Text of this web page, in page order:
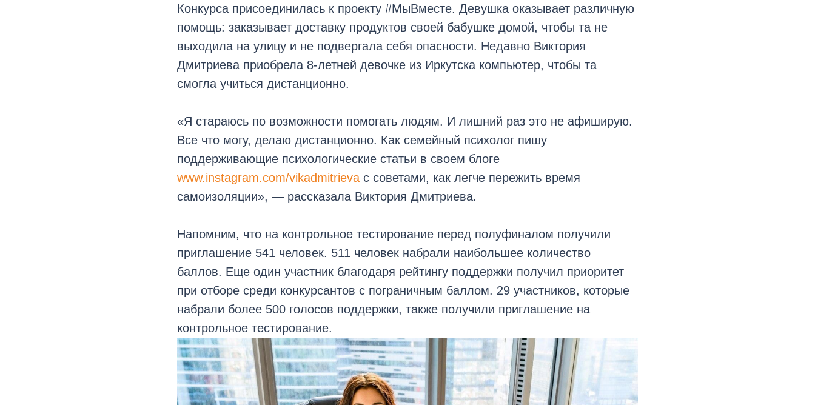
Конкурса присоединилась к проекту #МыВместе. Девушка оказывает различную
помощь: заказывает доставку продуктов своей бабушке домой, чтобы та не
выходила на улицу и не подвергала себя опасности. Недавно Виктория
Дмитриева приобрела 8-летней девочке из Иркутска компьютер, чтобы та
смогла учиться дистанционно.
«Я стараюсь по возможности помогать людям. И лишний раз это не афиширую.
Все что могу, делаю дистанционно. Как семейный психолог пишу
поддерживающие психологические статьи в своем блоге
www.instagram.com/vikadmitrieva с советами, как легче пережить время
самоизоляции», — рассказала Виктория Дмитриева.
Напомним, что на контрольное тестирование перед полуфиналом получили
приглашение 541 человек. 511 человек набрали наибольшее количество
баллов. Еще один участник благодаря рейтингу поддержки получил приоритет
при отборе среди конкурсантов с пограничным баллом. 29 участников, которые
набрали более 500 голосов поддержки, также получили приглашение на
контрольное тестирование.